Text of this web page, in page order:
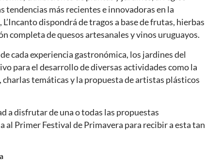
tendencias más recientes e innovadoras en la
dispondrá de tragos a base de frutas, hierbas
completa de quesos artesanales y vinos uruguayos.
cada experiencia gastronómica, los jardines del
para el desarrollo de diversas actividades como la
temáticas y la propuesta de artistas plásticos
a disfrutar de una o todas las propuestas
Primer Festival de Primavera para recibir a esta tan